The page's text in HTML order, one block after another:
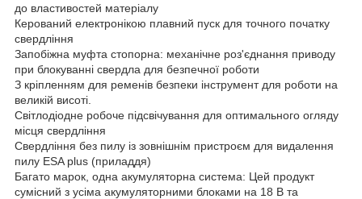
до властивостей матеріалу
Керований електронікою плавний пуск для точного початку
свердління
Запобіжна муфта стопорна: механічне роз'єднання приводу
при блокуванні свердла для безпечної роботи
З кріпленням для ременів безпеки інструмент для роботи на
великій висоті.
Світлодіодне робоче підсвічування для оптимального огляду
місця свердління
Свердління без пилу із зовнішнім пристроєм для видалення
пилу ESA plus (приладдя)
Багато марок, одна акумуляторна система: Цей продукт
сумісний з усіма акумуляторними блоками на 18 В та